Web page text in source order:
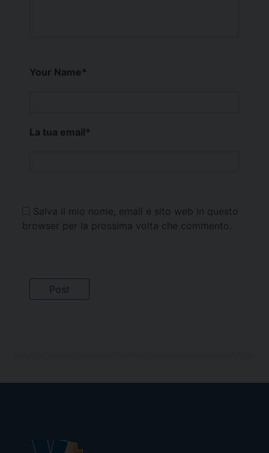
Your Name*
La tua email*
Salva il mio nome, email e sito web in questo
browser per la prossima volta che commento.